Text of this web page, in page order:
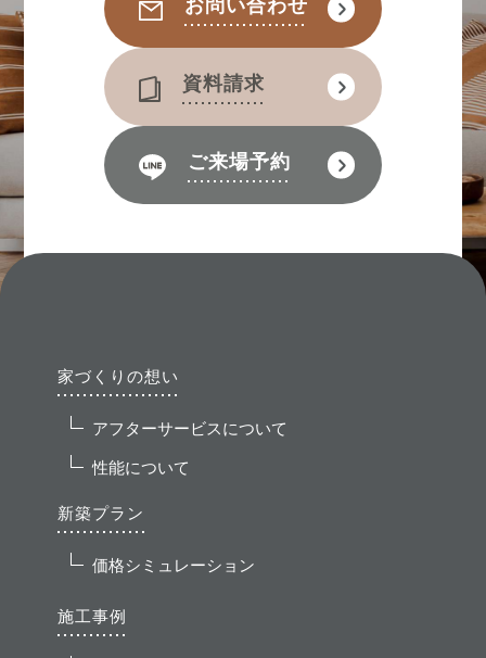
お問い合わせ
資料請求
ご来場予約
家づくりの想い
アフターサービスについて
性能について
新築プラン
価格シミュレーション
施工事例